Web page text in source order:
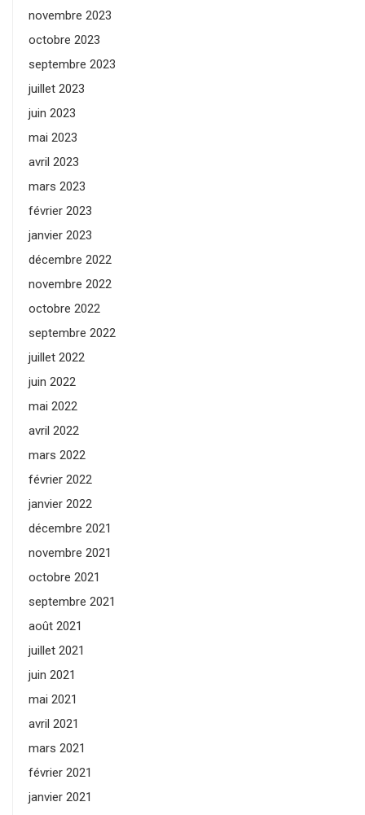
novembre 2023
octobre 2023
septembre 2023
juillet 2023
juin 2023
mai 2023
avril 2023
mars 2023
février 2023
janvier 2023
décembre 2022
novembre 2022
octobre 2022
septembre 2022
juillet 2022
juin 2022
mai 2022
avril 2022
mars 2022
février 2022
janvier 2022
décembre 2021
novembre 2021
octobre 2021
septembre 2021
août 2021
juillet 2021
juin 2021
mai 2021
avril 2021
mars 2021
février 2021
janvier 2021